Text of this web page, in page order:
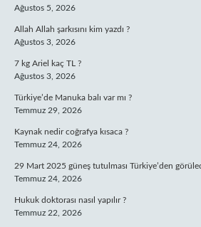
Ağustos 5, 2026
Allah Allah şarkısını kim yazdı ?
Ağustos 3, 2026
7 kg Ariel kaç TL ?
Ağustos 3, 2026
Türkiye’de Manuka balı var mı ?
Temmuz 29, 2026
Kaynak nedir coğrafya kısaca ?
Temmuz 24, 2026
29 Mart 2025 güneş tutulması Türkiye’den
Temmuz 24, 2026
Hukuk doktorası nasıl yapılır ?
Temmuz 22, 2026